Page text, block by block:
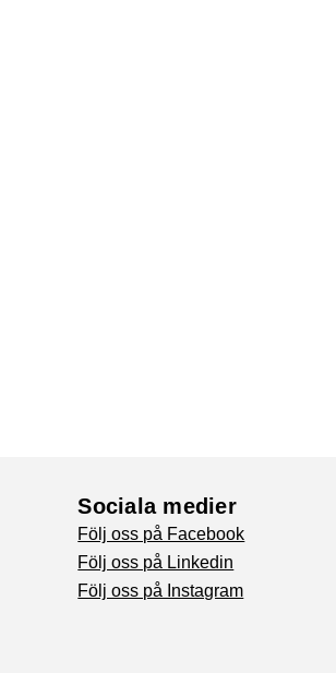
Sociala medier
Följ oss på Facebook
Följ oss på Linkedin
Följ oss på Instagram